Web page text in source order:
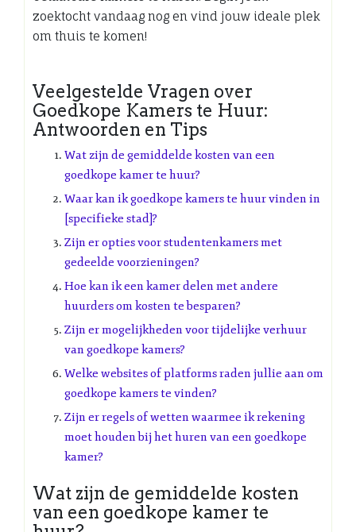
zoektocht vandaag nog en vind jouw ideale plek
om thuis te komen!
Veelgestelde Vragen over
Goedkope Kamers te Huur:
Antwoorden en Tips
Wat zijn de gemiddelde kosten van een
goedkope kamer te huur?
Waar kan ik goedkope kamers te huur vinden in
[specifieke stad]?
Zijn er opties voor studentenkamers met
gedeelde voorzieningen?
Hoe kan ik een kamer delen met andere
huurders om kosten te besparen?
Zijn er mogelijkheden voor tijdelijke verhuur
van goedkope kamers?
Welke websites of platforms raden jullie aan om
goedkope kamers te vinden?
Zijn er regels of wetten waarmee ik rekening
moet houden bij het huren van een goedkope
kamer?
Wat zijn de gemiddelde kosten
van een goedkope kamer te